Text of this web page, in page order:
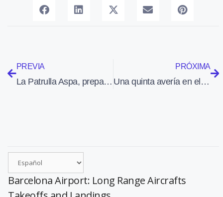
PREVIA
La Patrulla Aspa, preparada para una nueva temporada
PRÓXIMA
Una quinta avería en el avión del Rey retrasó ayer su regreso a España
Barcelona Airport: Long Range Aircrafts